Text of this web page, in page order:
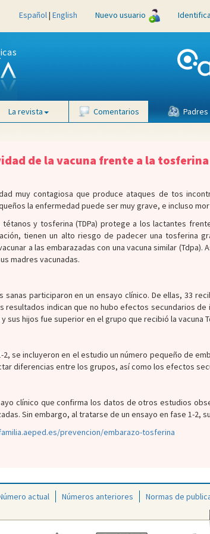
Español| English Nuevo usuario
La revista Comentarios Padres
de la vacuna frente a la tosferina
muy contagiosa que produce ataques de tos
la enfermedad puede ser muy grave, e incluso
y tosferina (TDPa) protege a los lactantes
tienen un alto riesgo de padecer una tosferina
a las embarazadas con una vacuna similar
madres vacunadas.
sanas participaron en un ensayo clínico. De ellas, 33
resultados indican que no hubo efectos secundarios
sus hijos fue superior en el grupo que recibió la vacuna
2, se incluyeron en el estudio un número pequeño de
diferencias entre los grupos, así como los efectos
clínico que confirma los datos de otros estudios
Sin embargo, al tratarse de un ensayo en fase 1-2,
prevencion/embarazo-tosferina
actual Números anteriores Normas de